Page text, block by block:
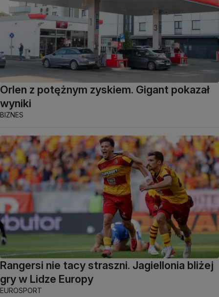
Orlen z potężnym zyskiem. Gigant pokazał
wyniki
BIZNES
Rangersi nie tacy straszni. Jagiellonia bliżej
gry w Lidze Europy
EUROSPORT